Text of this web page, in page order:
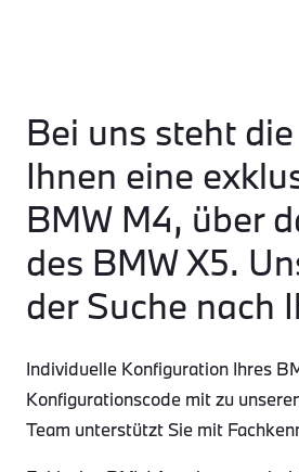
Bei uns steht
Ihnen eine
BMW M4, über
des BMW X5.
der Suche nach
Individuelle Konfiguration Ihres
Konfigurationscode mit zu
Team unterstützt Sie mit